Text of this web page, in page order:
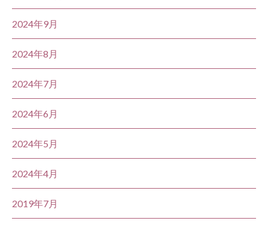
2024年9月
2024年8月
2024年7月
2024年6月
2024年5月
2024年4月
2019年7月